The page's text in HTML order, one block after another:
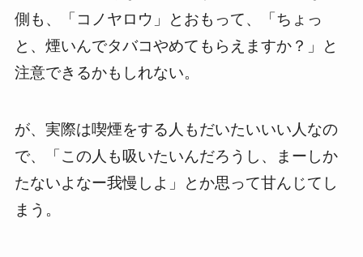
側も、「コノヤロウ」とおもって、「ちょっ
と、煙いんでタバコやめてもらえますか？」と
注意できるかもしれない。
が、実際は喫煙をする人もだいたいいい人なの
で、「この人も吸いたいんだろうし、まーしか
たないよなー我慢しよ」とか思って甘んじてし
まう。